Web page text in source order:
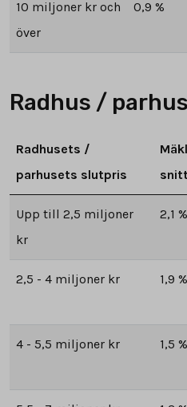
10 miljoner kr och
över
0,9 %
Radhus / parhus
Radhusets /
parhusets slutpris
snitt
Upp till 2,5 miljoner
kr
2,1 %
2,5 - 4 miljoner kr 1,9 %
4 - 5,5 miljoner kr 1,5 %